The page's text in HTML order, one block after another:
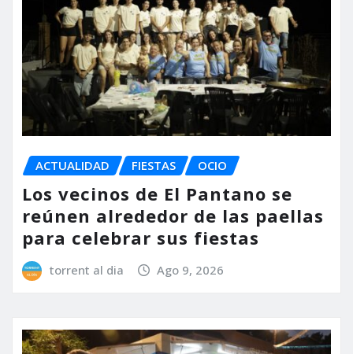
ACTUALIDAD FIESTAS OCIO
Los vecinos de El Pantano se
reúnen alrededor de las paellas
para celebrar sus fiestas
torrent al dia Ago 9, 2026